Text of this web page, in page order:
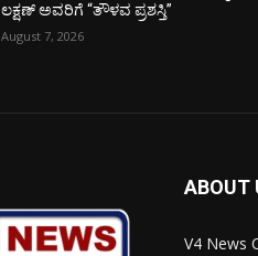
ಲಕ್ಷಣ್ ಅವರಿಗೆ “ತೌಳವ ಪ್ರಶಸ್ತಿ”
August 7, 2026
ABOUT
V4 News